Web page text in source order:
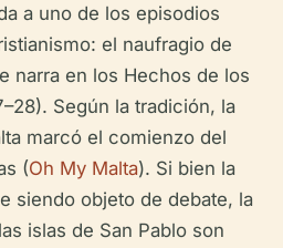
a uno de los episodios
el naufragio de
narra en los Hechos de los
Según la tradición, la
marcó el comienzo del
(Oh My Malta). Si bien la
siendo objeto de debate, la
islas de San Pablo son